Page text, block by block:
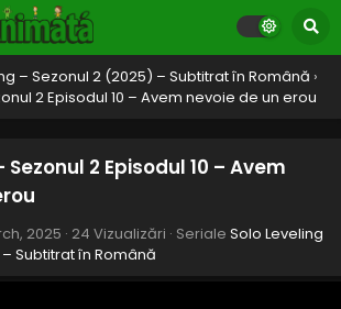
– Sezonul 2 (2025) – Subtitrat în Română ›
2 Episodul 10 – Avem nevoie de un erou
Sezonul 2 Episodul 10 – Avem
2025 · 24 Vizualizări · Seriale Solo Leveling
Subtitrat în Română